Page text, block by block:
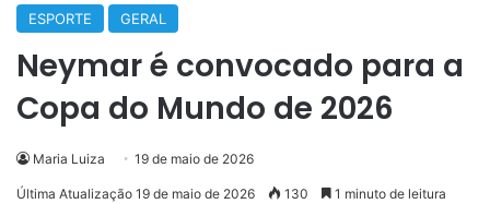
ESPORTE GERAL
Neymar é convocado para a
Copa do Mundo de 2026
Maria Luiza 19 de maio de 2026
Última Atualização 19 de maio de 2026 130 1 minuto de leitura